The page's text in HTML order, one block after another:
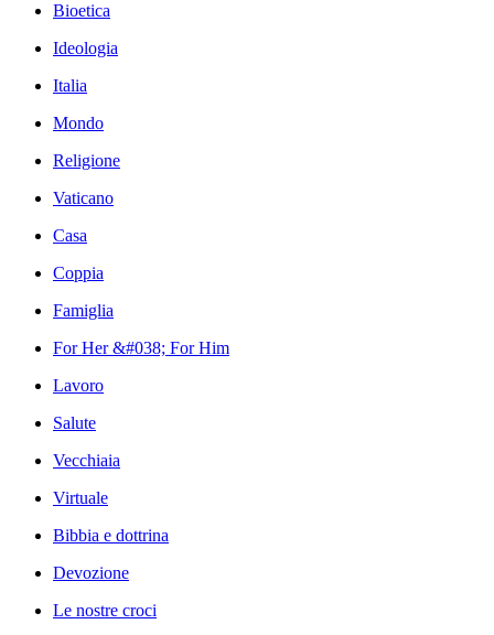
Bioetica
Ideologia
Italia
Mondo
Religione
Vaticano
Casa
Coppia
Famiglia
For Her &#038; For Him
Lavoro
Salute
Vecchiaia
Virtuale
Bibbia e dottrina
Devozione
Le nostre croci